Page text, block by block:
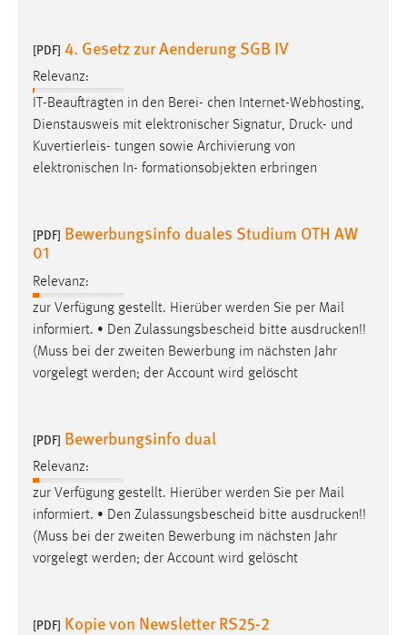
[PDF] 4. Gesetz zur Aenderung SGB IV
Relevanz:
IT-Beauftragten in den Berei- chen Internet-Webhosting,
Dienstausweis mit elektronischer Signatur, Druck- und
Kuvertierleis- tungen sowie Archivierung von
elektronischen In- formationsobjekten erbringen
[PDF] Bewerbungsinfo duales Studium OTH AW
01
Relevanz:
zur Verfügung gestellt. Hierüber werden Sie per Mail
informiert. • Den Zulassungsbescheid bitte ausdrucken!!
(Muss bei der zweiten Bewerbung im nächsten Jahr
vorgelegt werden; der Account wird gelöscht
[PDF] Bewerbungsinfo dual
Relevanz:
zur Verfügung gestellt. Hierüber werden Sie per Mail
informiert. • Den Zulassungsbescheid bitte ausdrucken!!
(Muss bei der zweiten Bewerbung im nächsten Jahr
vorgelegt werden; der Account wird gelöscht
[PDF] Kopie von Newsletter RS25-2